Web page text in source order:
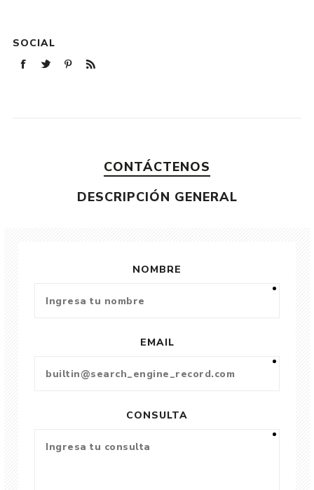
SOCIAL
CONTÁCTENOS
DESCRIPCIÓN GENERAL
NOMBRE
EMAIL
CONSULTA